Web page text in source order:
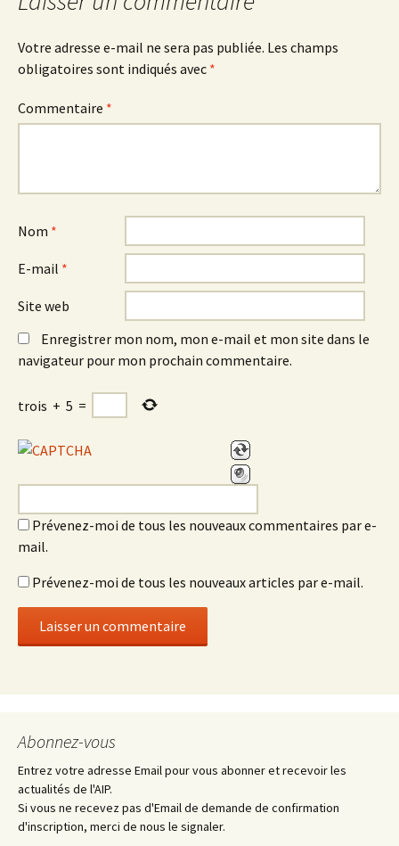
Votre adresse e-mail ne sera pas publiée. Les champs
obligatoires sont indiqués avec *
Commentaire *
Nom *
E-mail *
Site web
Enregistrer mon nom, mon e-mail et mon site dans le
navigateur pour mon prochain commentaire.
trois + 5 =
Prévenez-moi de tous les nouveaux commentaires par e-
mail.
Prévenez-moi de tous les nouveaux articles par e-mail.
Abonnez-vous
Entrez votre adresse Email pour vous abonner et recevoir les
actualités de l'AIP.
Si vous ne recevez pas d'Email de demande de confirmation
d'inscription, merci de nous le signaler.